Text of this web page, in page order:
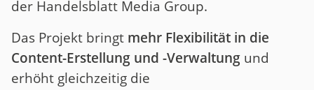
der Handelsblatt Media Group.
Das Projekt bringt mehr Flexibilität in die
Content-Erstellung und -Verwaltung und
erhöht gleichzeitig die